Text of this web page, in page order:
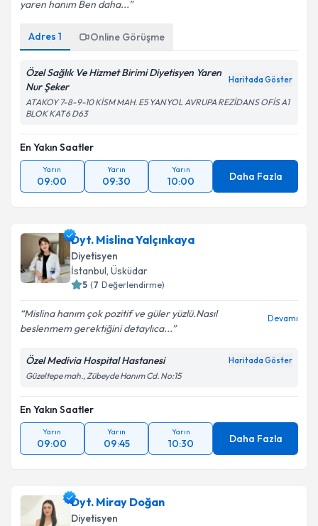
yaren hanım Ben daha...
Adres 1 Online Görüşme
Özel Sağlık Ve Hizmet Birimi Diyetisyen Yaren
Nur Şeker
Haritada Göster
ATAKOY 7-8-9-10 KİSM MAH. E5 YANYOL AVRUPA REZİDANS OFİS A1
BLOK KAT6 D63
En Yakın Saatler
Yarın
09:00
Yarın
09:30
Yarın
10:00 Daha Fazla
Dyt. Mislina Yalçınkaya
Diyetisyen
İstanbul, Üsküdar
5 (7 Değerlendirme)
Mislina hanım çok pozitif ve güler yüzlü.Nasıl
beslenmem gerektiğini detaylıca...
Devamı
Özel Medivia Hospital Hastanesi Haritada Göster
Güzeltepe mah., Zübeyde Hanım Cd. No:15
En Yakın Saatler
Yarın
09:00
Yarın
09:45
Yarın
10:30 Daha Fazla
Dyt. Miray Doğan
Diyetisyen